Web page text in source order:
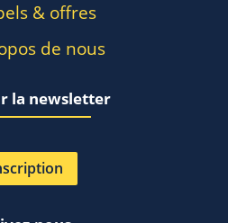
& offres
de nous
la newsletter